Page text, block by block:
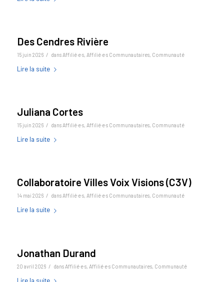
Des Cendres Rivière
15 juin 2026 / dans Affilié·e·s, Affilié·e·s Communautaires, Communauté
Lire la suite
Juliana Cortes
15 juin 2026 / dans Affilié·e·s, Affilié·e·s Communautaires, Communauté
Lire la suite
Collaboratoire Villes Voix Visions (C3V)
14 mai 2026 / dans Affilié·e·s, Affilié·e·s Communautaires, Communauté
Lire la suite
Jonathan Durand
20 avril 2026 / dans Affilié·e·s, Affilié·e·s Communautaires, Communauté
Lire la suite